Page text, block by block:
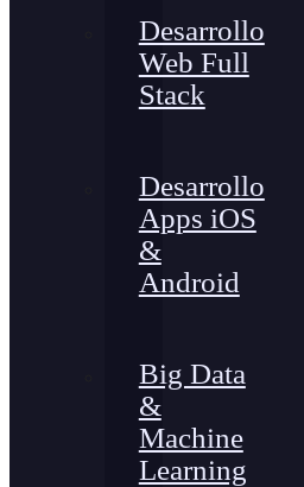
Desarrollo
Web Full
Stack
Desarrollo
Apps iOS
&
Android
Big Data
&
Machine
Learning